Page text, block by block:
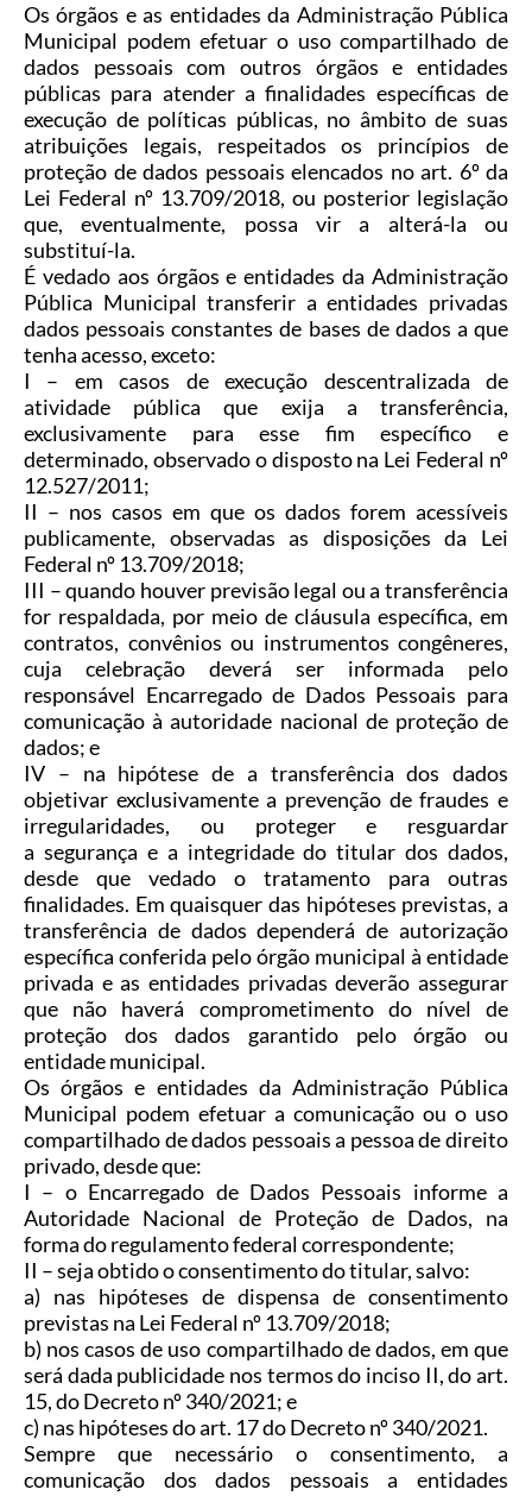
Os órgãos e as entidades da Administração Pública
Municipal podem efetuar o uso compartilhado de
dados pessoais com outros órgãos e entidades
públicas para atender a finalidades específicas de
execução de políticas públicas, no âmbito de suas
atribuições legais, respeitados os princípios de
proteção de dados pessoais elencados no art. 6º da
Lei Federal nº 13.709/2018, ou posterior legislação
que, eventualmente, possa vir a alterá-la ou
substituí-la.
É vedado aos órgãos e entidades da Administração
Pública Municipal transferir a entidades privadas
dados pessoais constantes de bases de dados a que
tenha acesso, exceto:
I – em casos de execução descentralizada de
atividade pública que exija a transferência,
exclusivamente para esse fim específico e
determinado, observado o disposto na Lei Federal nº
12.527/2011;
II – nos casos em que os dados forem acessíveis
publicamente, observadas as disposições da Lei
Federal nº 13.709/2018;
III –quando houver previsão legal ou a transferência
for respaldada, por meio de cláusula específica, em
contratos, convênios ou instrumentos congêneres,
cuja celebração deverá ser informada pelo
responsável Encarregado de Dados Pessoais para
comunicação à autoridade nacional de proteção de
dados; e
IV – na hipótese de a transferência dos dados
objetivar exclusivamente a prevenção de fraudes e
irregularidades, ou proteger e resguardar
a segurança e a integridade do titular dos dados,
desde que vedado o tratamento para outras
finalidades. Em quaisquer das hipóteses previstas, a
transferência de dados dependerá de autorização
específica conferida pelo órgão municipal à entidade
privada e as entidades privadas deverão assegurar
que não haverá comprometimento do nível de
proteção dos dados garantido pelo órgão ou
entidade municipal.
Os órgãos e entidades da Administração Pública
Municipal podem efetuar a comunicação ou o uso
compartilhado de dados pessoais a pessoa de direito
privado, desde que:
I – o Encarregado de Dados Pessoais informe a
Autoridade Nacional de Proteção de Dados, na
forma do regulamento federal correspondente;
II –seja obtido o consentimento do titular, salvo:
a) nas hipóteses de dispensa de consentimento
previstas na Lei Federal nº 13.709/2018;
b) nos casos de uso compartilhado de dados, em que
será dada publicidade nos termos do inciso II, do art.
15, do Decreto nº 340/2021; e
c) nas hipóteses do art. 17do Decreto nº 340/2021.
Sempre que necessário o consentimento, a
comunicação dos dados pessoais a entidades